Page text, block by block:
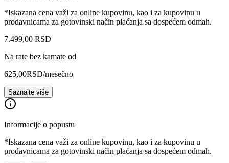
*Iskazana cena važi za online kupovinu, kao i za kupovinu u
prodavnicama za gotovinski način plaćanja sa dospećem odmah.
7.499,00 RSD
Na rate bez kamate od
625,00RSD/mesečno
Saznajte više
Informacije o popustu
*Iskazana cena važi za online kupovinu, kao i za kupovinu u
prodavnicama za gotovinski način plaćanja sa dospećem odmah.